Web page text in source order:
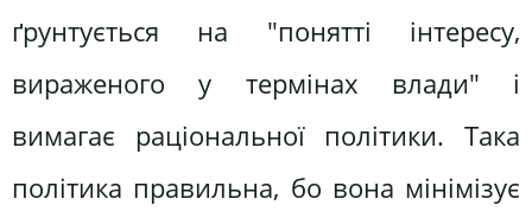
ґрунтується на "понятті інтересу,
вираженого у термінах влади" і
вимагає раціональної політики. Така
політика правильна, бо вона мінімізує